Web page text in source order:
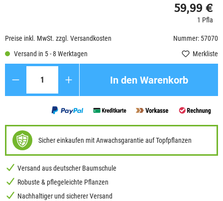
59,99 €
1 Pfla
Preise inkl. MwSt. zzgl. Versandkosten
Nummer: 57070
Versand in 5 - 8 Werktagen
Merkliste
In den Warenkorb
Sicher einkaufen mit Anwachsgarantie auf Topfpflanzen
Versand aus deutscher Baumschule
Robuste & pflegeleichte Pflanzen
Nachhaltiger und sicherer Versand